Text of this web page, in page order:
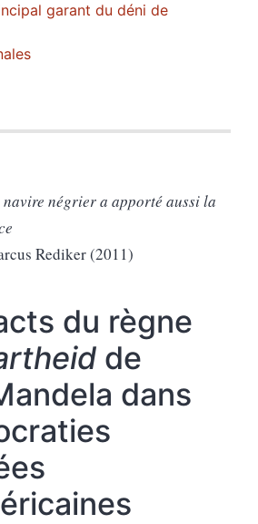
garant du déni de
navire négrier a apporté aussi la
Rediker (2011)
du règne
de
dans